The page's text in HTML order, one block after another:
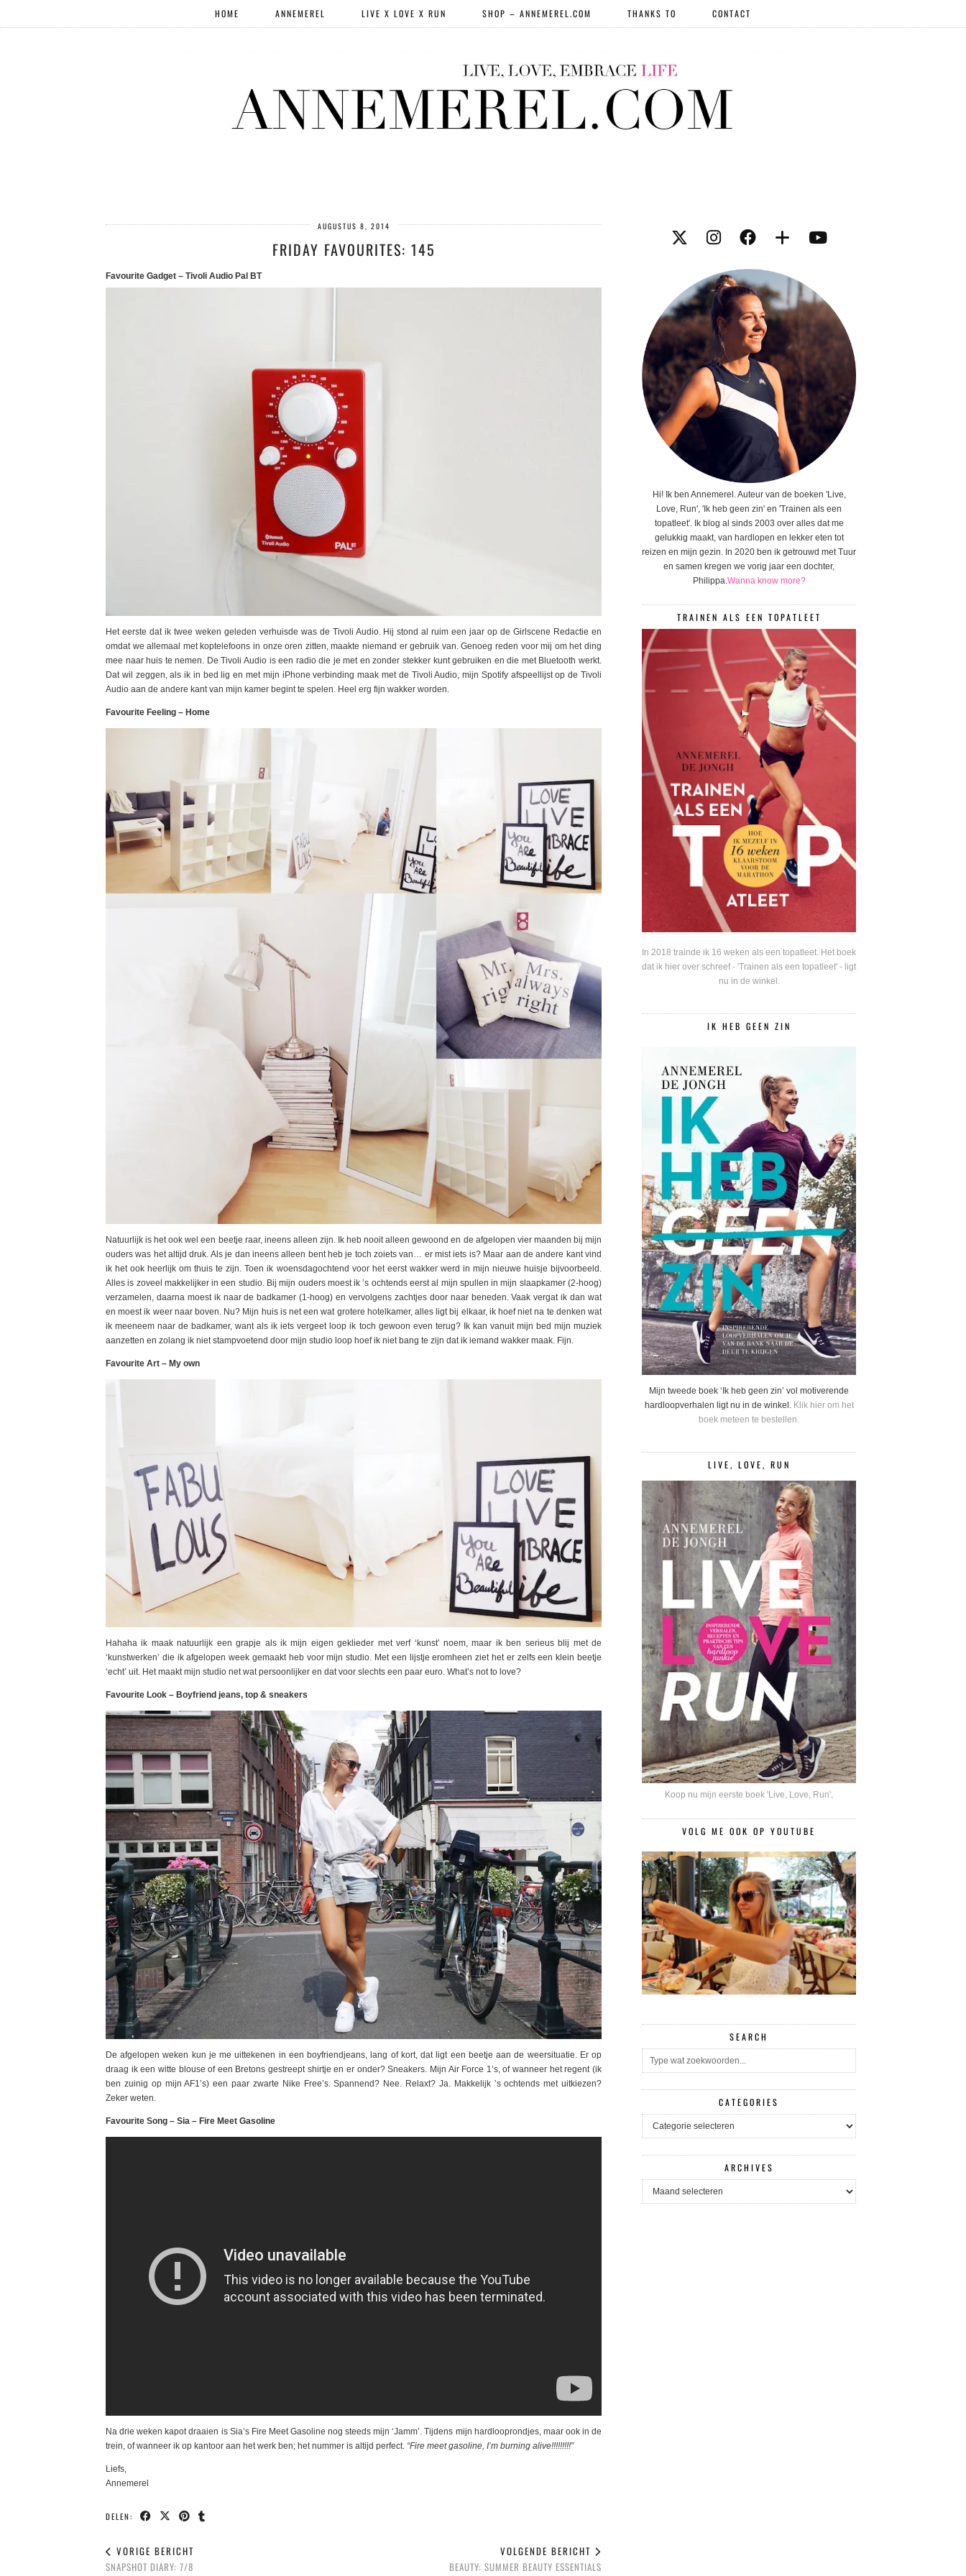
HOME ANNEMEREL LIVE X LOVE X RUN SHOP – ANNEMEREL.COM THANKS TO CONTACT
AUGUSTUS 8, 2014
FRIDAY FAVOURITES: 145
Favourite Gadget – Tivoli Audio Pal BT
Het eerste dat ik twee weken geleden verhuisde was de Tivoli Audio. Hij stond al ruim een jaar op de Girlscene Redactie en
omdat we allemaal met koptelefoons in onze oren zitten, maakte niemand er gebruik van. Genoeg reden voor mij om het ding
mee naar huis te nemen. De Tivoli Audio is een radio die je met en zonder stekker kunt gebruiken en die met Bluetooth werkt.
Dat wil zeggen, als ik in bed lig en met mijn iPhone verbinding maak met de Tivoli Audio, mijn Spotify afspeellijst op de Tivoli
Audio aan de andere kant van mijn kamer begint te spelen. Heel erg fijn wakker worden.
Favourite Feeling – Home
Natuurlijk is het ook wel een beetje raar, ineens alleen zijn. Ik heb nooit alleen gewoond en de afgelopen vier maanden bij mijn
ouders was het altijd druk. Als je dan ineens alleen bent heb je toch zoiets van… er mist iets is? Maar aan de andere kant vind
ik het ook heerlijk om thuis te zijn. Toen ik woensdagochtend voor het eerst wakker werd in mijn nieuwe huisje bijvoorbeeld.
Alles is zoveel makkelijker in een studio. Bij mijn ouders moest ik ’s ochtends eerst al mijn spullen in mijn slaapkamer (2-hoog)
verzamelen, daarna moest ik naar de badkamer (1-hoog) en vervolgens zachtjes door naar beneden. Vaak vergat ik dan wat
en moest ik weer naar boven. Nu? Mijn huis is net een wat grotere hotelkamer, alles ligt bij elkaar, ik hoef niet na te denken wat
ik meeneem naar de badkamer, want als ik iets vergeet loop ik toch gewoon even terug? Ik kan vanuit mijn bed mijn muziek
aanzetten en zolang ik niet stampvoetend door mijn studio loop hoef ik niet bang te zijn dat ik iemand wakker maak. Fijn.
Favourite Art – My own
Hahaha ik maak natuurlijk een grapje als ik mijn eigen geklieder met verf ‘kunst’ noem, maar ik ben serieus blij met de
‘kunstwerken’ die ik afgelopen week gemaakt heb voor mijn studio. Met een lijstje eromheen ziet het er zelfs een klein beetje
‘echt’ uit. Het maakt mijn studio net wat persoonlijker en dat voor slechts een paar euro. What’s not to love?
Favourite Look – Boyfriend jeans, top & sneakers
De afgelopen weken kun je me uittekenen in een boyfriendjeans, lang of kort, dat ligt een beetje aan de weersituatie. Er op
draag ik een witte blouse of een Bretons gestreept shirtje en er onder? Sneakers. Mijn Air Force 1’s, of wanneer het regent (ik
ben zuinig op mijn AF1’s) een paar zwarte Nike Free’s. Spannend? Nee. Relaxt? Ja. Makkelijk ’s ochtends met uitkiezen?
Zeker weten.
Favourite Song – Sia – Fire Meet Gasoline
Na drie weken kapot draaien is Sia’s Fire Meet Gasoline nog steeds mijn ‘Jamm’. Tijdens mijn hardlooprondjes, maar ook in de
trein, of wanneer ik op kantoor aan het werk ben; het nummer is altijd perfect. “Fire meet gasoline, I’m burning alive!!!!!!!!!”
Liefs,
Annemerel
DELEN:
VORIGE BERICHT
SNAPSHOT DIARY: 7/8
VOLGENDE BERICHT
BEAUTY: SUMMER BEAUTY ESSENTIALS
Hi! Ik ben Annemerel. Auteur van de boeken 'Live,
Love, Run', 'Ik heb geen zin' en 'Trainen als een
topatleet'. Ik blog al sinds 2003 over alles dat me
gelukkig maakt, van hardlopen en lekker eten tot
reizen en mijn gezin. In 2020 ben ik getrouwd met Tuur
en samen kregen we vorig jaar een dochter,
Philippa.Wanna know more?
TRAINEN ALS EEN TOPATLEET
In 2018 trainde ik 16 weken als een topatleet. Het boek
dat ik hier over schreef - 'Trainen als een topatleet' - ligt
nu in de winkel.
IK HEB GEEN ZIN
Mijn tweede boek ‘Ik heb geen zin’ vol motiverende
hardloopverhalen ligt nu in de winkel. Klik hier om het
boek meteen te bestellen.
LIVE, LOVE, RUN
Koop nu mijn eerste boek 'Live, Love, Run'.
VOLG ME OOK OP YOUTUBE
SEARCH
CATEGORIES
CATEGORIES
ARCHIVES
ARCHIVES